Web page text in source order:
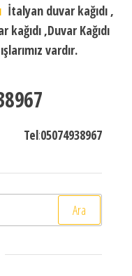
İtalyan duvar kağıdı ,
,Duvar Kağıdı
vardır.
Tel:05074938967